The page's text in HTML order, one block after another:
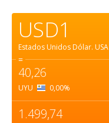
USD1
Estados Unidos Dólar. USA
=
40,26
UYU 0,00%
1.499,74